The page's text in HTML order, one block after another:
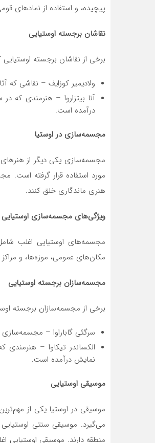
پیچیده، و استفاده از نمادهای
نقاشان برجسته اوستیایی
برخی از نقاشان برجسته اوستیایی
ولادیمیر کوزایف – نقاشی که
آنا بیتزاروا – هنرمندی که
درآمده است.
مجسمه‌سازی در اوستیا
مجسمه‌سازی یکی دیگر از
مورد استفاده قرار گرفته است.
هنری ماندگاری خلق کنند.
ویژگی‌های مجسمه‌سازی اوستیایی
مجسمه‌های اوستیایی اغلب
مکان‌های عمومی، موزه‌ها، و
مجسمه‌سازان برجسته اوستیایی
برخی از مجسمه‌سازان برجسته
سرگئی گاباراوا –
الکساندر تیکاوا –
نمایش درآمده است.
موسیقی اوستیایی
موسیقی در اوستیا یکی از
می‌گیرد. موسیقی سنتی
منطقه دارند. موسیقی اوستیایی